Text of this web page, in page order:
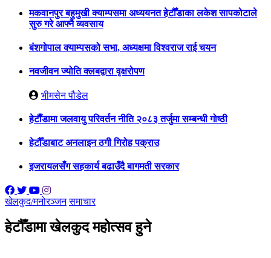
मकवानपुर बहुमुखी क्याम्पसमा अध्ययनत हेटौँडाका लकेश सापकोटाले
सुरु गरे आफ्नै व्यवसाय
बंशगोपाल क्याम्पसको सभा, अध्यक्षमा विश्वराज राई चयन
नवजीवन ज्योति क्लबद्वारा वृक्षरोपण
भीमसेन पौडेल
हेटाैँडामा जलवायु परिवर्तन नीति २०८३ तर्जुमा सम्बन्धी गोष्ठी
हेटौँडाबाट अनलाइन ठगी गिरोह पक्राउ
इजरायलसँग सहकार्य बढाउँदै बागमती सरकार
खेलकुद/मनोरञ्जन समाचार
हेटौँडामा खेलकुद महोत्सव हुने